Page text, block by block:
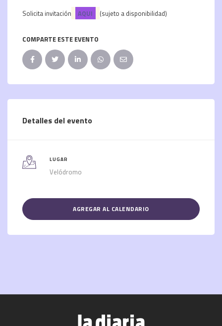
Solicita invitación AQUI (sujeto a disponibilidad)
COMPARTE ESTE EVENTO
Detalles del evento
LUGAR
Velódromo
AGREGAR AL CALENDARIO